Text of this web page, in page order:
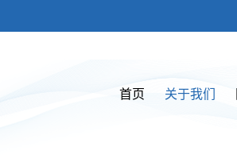
首页 关于我们